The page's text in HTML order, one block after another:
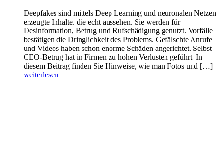
Deepfakes sind mittels Deep Learning und neuronalen Netzen
erzeugte Inhalte, die echt aussehen. Sie werden für
Desinformation, Betrug und Rufschädigung genutzt. Vorfälle
bestätigen die Dringlichkeit des Problems. Gefälschte Anrufe
und Videos haben schon enorme Schäden angerichtet. Selbst
CEO-Betrug hat in Firmen zu hohen Verlusten geführt. In
diesem Beitrag finden Sie Hinweise, wie man Fotos und […]
weiterlesen